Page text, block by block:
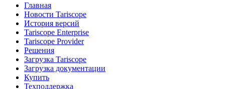
Главная
Новости Tariscope
История версий
Tariscope Enterprise
Tariscope Provider
Решения
Загрузка Tariscope
Загрузка документации
Купить
Техподдержка